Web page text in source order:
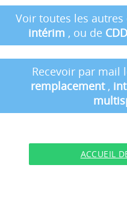
Voir toutes les autres
intérim , ou de CDD
Recevoir par mail
remplacement ,
ACCUEIL